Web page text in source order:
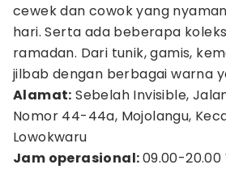
cewek dan cowok yang
hari. Serta ada beberapa
ramadan. Dari tunik, gamis,
jilbab dengan berbagai warna
Alamat: Sebelah Invisible,
Nomor 44-44a, Mojolangu,
Lowokwaru
Jam operasional:09.00-20.00